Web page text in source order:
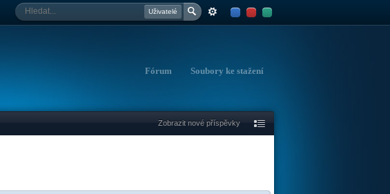
Uživatelé
Fórum Soubory ke stažení
Zobrazit nové příspěvky